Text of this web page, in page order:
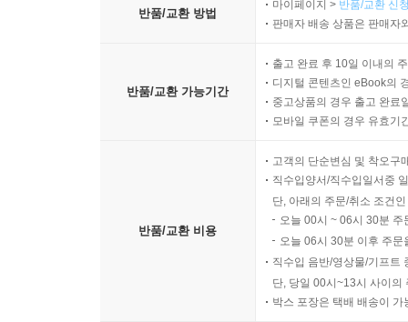
발달하기 때문에, 학생 안에서 의식을 양육하고
반품/교환 방법
마이페이지 > 반품/교환 신
판매자 배송 상품은 판매자
반품/교환 가능기간
출고 완료 후 10일 이내의
디지털 콘텐츠인 eBook의
중고상품의 경우 출고 완료
모바일 쿠폰의 경우 유효기
반품/교환 비용
고객의 단순변심 및 착오구
직수입양서/직수입일서중
단, 아래의 주문/취소 조건
오늘 00시 ~ 06시 30분
오늘 06시 30분 이후 주
직수입 음반/영상물/기프트
단, 당일 00시~13시 사이의
박스 포장은 택배 배송이